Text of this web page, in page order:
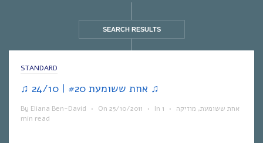
SEARCH RESULTS
STANDARD
♫ אחת ששומעת #20 | 24/10 ♫
By Eliana Ben-David • On 25/10/2011 • In אחת ששומעת, מוזיקה •
1
min read